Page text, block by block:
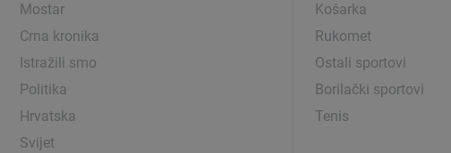
Mostar
Crna kronika
Istražili smo
Politika
Hrvatska
Svijet
Košarka
Rukomet
Ostali sportovi
Borilački sportovi
Tenis